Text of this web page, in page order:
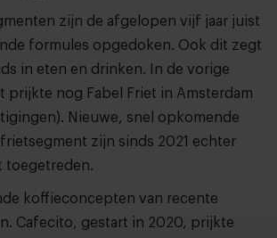
zijn de afgelopen vijf jaar juist
formules opgedoken. Ook dit zegt
in eten en drinken. In de vorige
prijkte nog Fabel Friet in Amsterdam
Nieuwe, snel opkomende
zijn sinds 2021 echter
toegetreden.
koffieconcepten van recente
Cafecito, gestart in 2020, prijkte